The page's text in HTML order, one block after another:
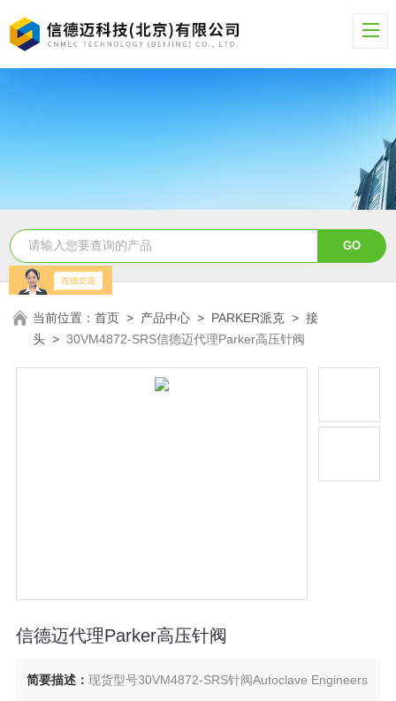
当前位置：首页 > 产品中心 > PARKER派克 >接
头 >30VM4872-SRS信德迈代理Parker高压针阀
信德迈代理Parker高压针阀
简要描述： 现货型号30VM4872-SRS针阀Autoclave Engineers